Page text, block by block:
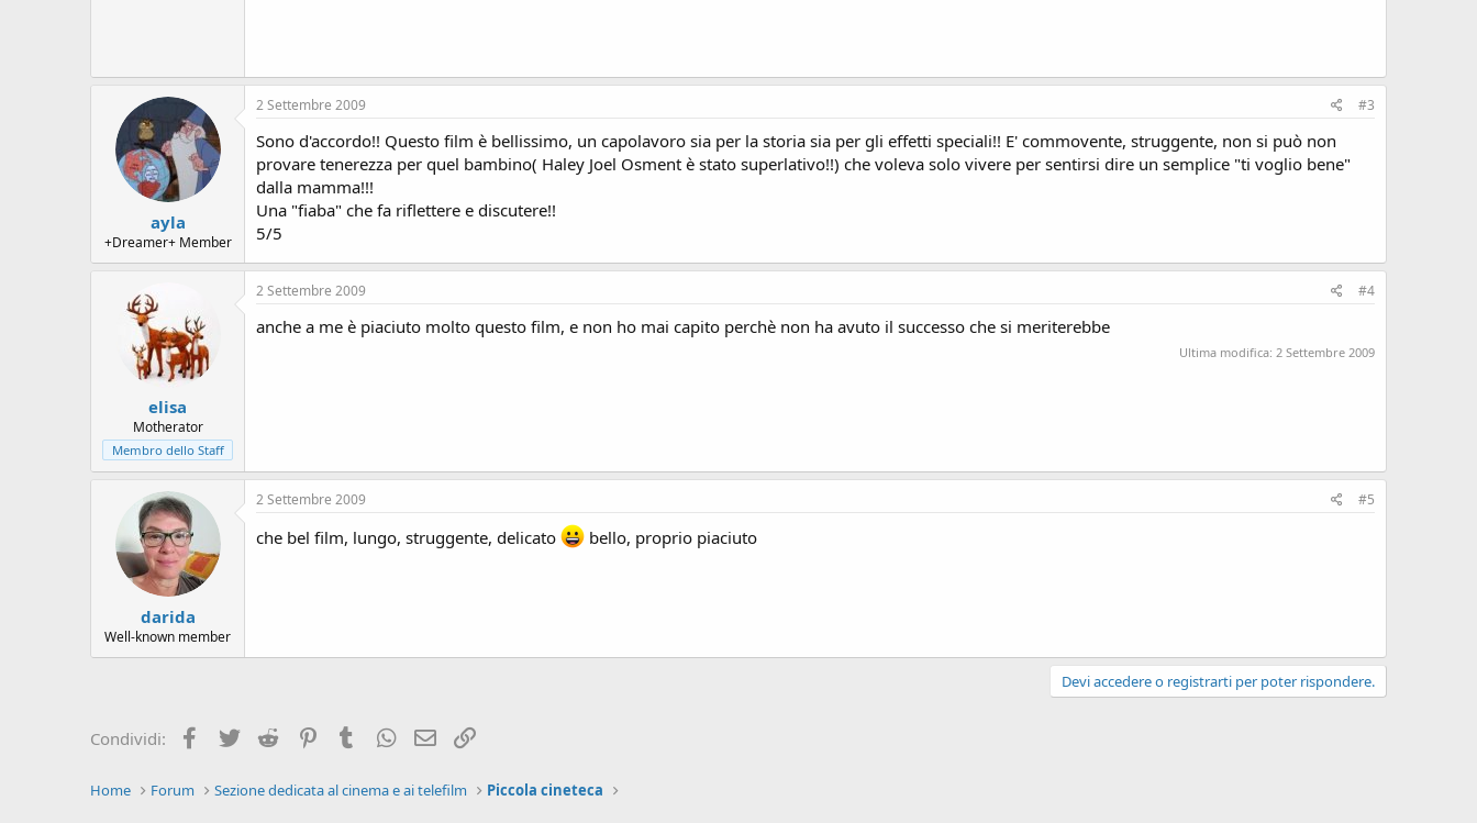
ayla
+Dreamer+ Member
2 Settembre 2009 #3
Sono d'accordo!! Questo film è bellissimo, un capolavoro sia per la storia sia per gli effetti speciali!! E' commovente, struggente, non si può non
provare tenerezza per quel bambino( Haley Joel Osment è stato superlativo!!) che voleva solo vivere per sentirsi dire un semplice "ti voglio bene"
dalla mamma!!!
Una "fiaba" che fa riflettere e discutere!!
5/5
elisa
Motherator
Membro dello Staff
2 Settembre 2009 #4
anche a me è piaciuto molto questo film, e non ho mai capito perchè non ha avuto il successo che si meriterebbe
Ultima modifica: 2 Settembre 2009
darida
Well-known member
2 Settembre 2009 #5
che bel film, lungo, struggente, delicato bello, proprio piaciuto
Devi accedere o registrarti per poter rispondere.
Condividi: Facebook
Twitter Reddit PinterestTumblr WhatsApp
e-mail
Home Forum Sezione dedicata al cinema e ai telefilm Piccola cineteca